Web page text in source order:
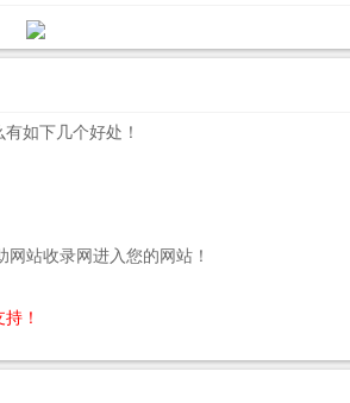
如下几个好处！
站收录网进入您的网站！
！